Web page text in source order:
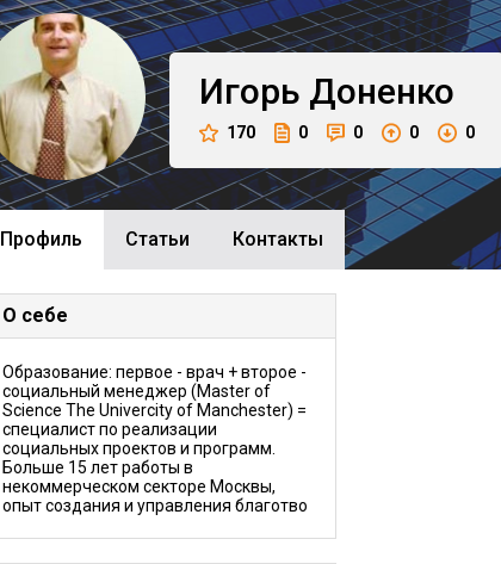
Игорь Доненко
170 0 0 0 0
Профиль Cтатьи Контакты
О себе
Образование: первое - врач + второе -
социальный менеджер (Master of
Science The Univercity of Manchester) =
специалист по реализации
социальных проектов и программ.
Больше 15 лет работы в
некоммерческом секторе Москвы,
опыт создания и управления благотво